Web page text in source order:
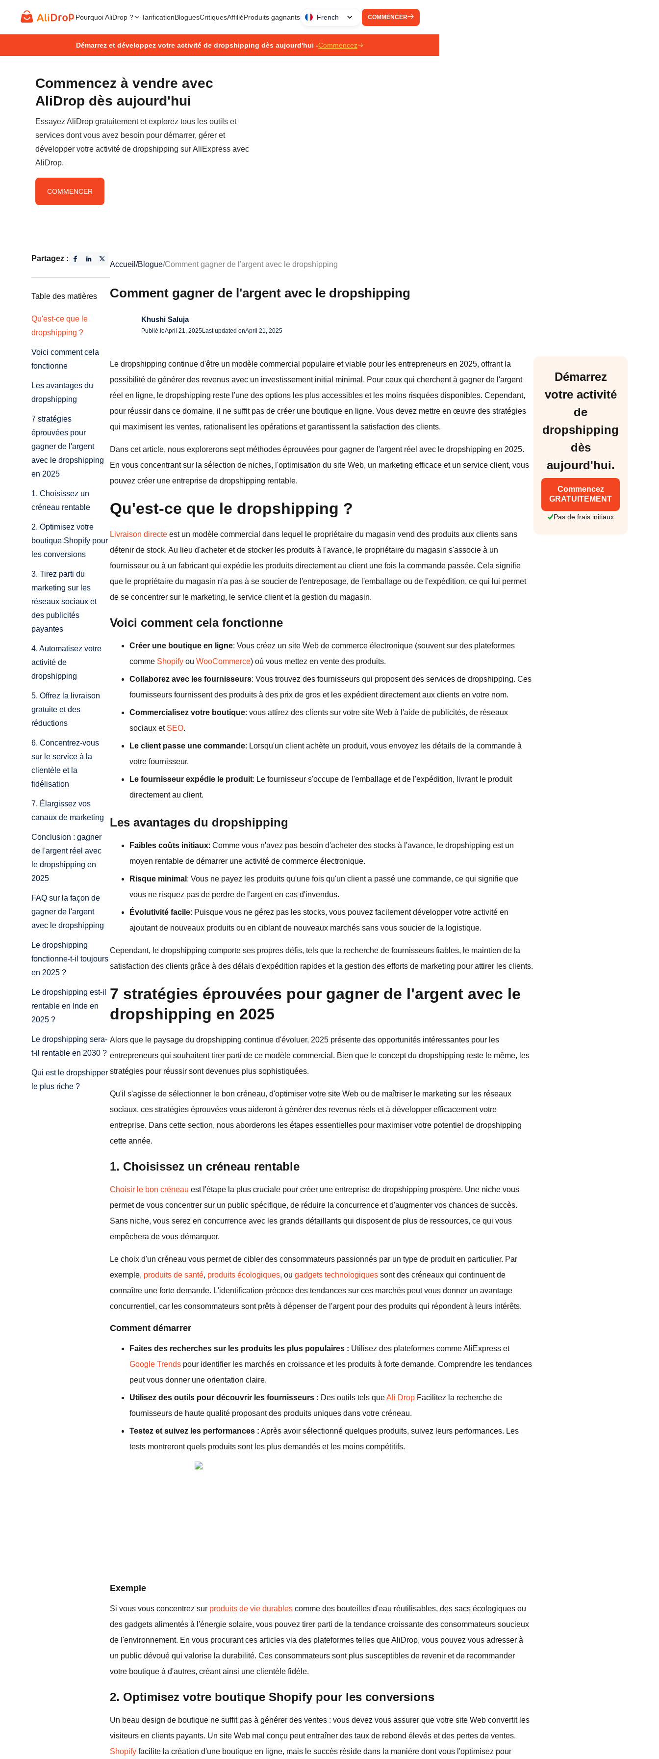
Pourquoi AliDrop ? TarificationBloguesCritiquesAffiliéProduits gagnants French COMMENCER
Démarrez et développez votre activité de dropshipping dès aujourd'hui -Commencez
Commencez à vendre avec
AliDrop dès aujourd'hui
Essayez AliDrop gratuitement et explorez tous les outils et
services dont vous avez besoin pour démarrer, gérer et
développer votre activité de dropshipping sur AliExpress avec
AliDrop.
COMMENCER
Partagez :
Table des matières
Qu'est-ce que le
dropshipping ?
Voici comment cela
fonctionne
Les avantages du
dropshipping
7 stratégies
éprouvées pour
gagner de l'argent
avec le dropshipping
en 2025
1. Choisissez un
créneau rentable
2. Optimisez votre
boutique Shopify pour
les conversions
3. Tirez parti du
marketing sur les
réseaux sociaux et
des publicités
payantes
4. Automatisez votre
activité de
dropshipping
5. Offrez la livraison
gratuite et des
réductions
6. Concentrez-vous
sur le service à la
clientèle et la
fidélisation
7. Élargissez vos
canaux de marketing
Conclusion : gagner
de l'argent réel avec
le dropshipping en
2025
FAQ sur la façon de
gagner de l'argent
avec le dropshipping
Le dropshipping
fonctionne-t-il toujours
en 2025 ?
Le dropshipping est-il
rentable en Inde en
2025 ?
Le dropshipping sera-
t-il rentable en 2030 ?
Qui est le dropshipper
le plus riche ?
Accueil /Blogue/Comment gagner de l'argent avec le dropshipping
Comment gagner de l'argent avec le dropshipping
Khushi Saluja
Publié leApril 21, 2025Last updated onApril 21, 2025
Le dropshipping continue d'être un modèle commercial populaire et viable pour les entrepreneurs en 2025, offrant la
possibilité de générer des revenus avec un investissement initial minimal. Pour ceux qui cherchent à gagner de l'argent
réel en ligne, le dropshipping reste l'une des options les plus accessibles et les moins risquées disponibles. Cependant,
pour réussir dans ce domaine, il ne suffit pas de créer une boutique en ligne. Vous devez mettre en œuvre des stratégies
qui maximisent les ventes, rationalisent les opérations et garantissent la satisfaction des clients.
Dans cet article, nous explorerons sept méthodes éprouvées pour gagner de l'argent réel avec le dropshipping en 2025.
En vous concentrant sur la sélection de niches, l'optimisation du site Web, un marketing efficace et un service client, vous
pouvez créer une entreprise de dropshipping rentable.
Qu'est-ce que le dropshipping ?
Livraison directe est un modèle commercial dans lequel le propriétaire du magasin vend des produits aux clients sans
détenir de stock. Au lieu d'acheter et de stocker les produits à l'avance, le propriétaire du magasin s'associe à un
fournisseur ou à un fabricant qui expédie les produits directement au client une fois la commande passée. Cela signifie
que le propriétaire du magasin n'a pas à se soucier de l'entreposage, de l'emballage ou de l'expédition, ce qui lui permet
de se concentrer sur le marketing, le service client et la gestion du magasin.
Voici comment cela fonctionne
Créer une boutique en ligne: Vous créez un site Web de commerce électronique (souvent sur des plateformes
comme Shopify ou WooCommerce) où vous mettez en vente des produits.
Collaborez avec les fournisseurs: Vous trouvez des fournisseurs qui proposent des services de dropshipping. Ces
fournisseurs fournissent des produits à des prix de gros et les expédient directement aux clients en votre nom.
Commercialisez votre boutique: vous attirez des clients sur votre site Web à l'aide de publicités, de réseaux
sociaux et SEO.
Le client passe une commande: Lorsqu'un client achète un produit, vous envoyez les détails de la commande à
votre fournisseur.
Le fournisseur expédie le produit: Le fournisseur s'occupe de l'emballage et de l'expédition, livrant le produit
directement au client.
Les avantages du dropshipping
Faibles coûts initiaux: Comme vous n'avez pas besoin d'acheter des stocks à l'avance, le dropshipping est un
moyen rentable de démarrer une activité de commerce électronique.
Risque minimal : Vous ne payez les produits qu'une fois qu'un client a passé une commande, ce qui signifie que
vous ne risquez pas de perdre de l'argent en cas d'invendus.
Évolutivité facile: Puisque vous ne gérez pas les stocks, vous pouvez facilement développer votre activité en
ajoutant de nouveaux produits ou en ciblant de nouveaux marchés sans vous soucier de la logistique.
Cependant, le dropshipping comporte ses propres défis, tels que la recherche de fournisseurs fiables, le maintien de la
satisfaction des clients grâce à des délais d'expédition rapides et la gestion des efforts de marketing pour attirer les clients.
7 stratégies éprouvées pour gagner de l'argent avec le
dropshipping en 2025
Alors que le paysage du dropshipping continue d'évoluer, 2025 présente des opportunités intéressantes pour les
entrepreneurs qui souhaitent tirer parti de ce modèle commercial. Bien que le concept du dropshipping reste le même, les
stratégies pour réussir sont devenues plus sophistiquées.
Qu'il s'agisse de sélectionner le bon créneau, d'optimiser votre site Web ou de maîtriser le marketing sur les réseaux
sociaux, ces stratégies éprouvées vous aideront à générer des revenus réels et à développer efficacement votre
entreprise. Dans cette section, nous aborderons les étapes essentielles pour maximiser votre potentiel de dropshipping
cette année.
1. Choisissez un créneau rentable
Choisir le bon créneau est l'étape la plus cruciale pour créer une entreprise de dropshipping prospère. Une niche vous
permet de vous concentrer sur un public spécifique, de réduire la concurrence et d'augmenter vos chances de succès.
Sans niche, vous serez en concurrence avec les grands détaillants qui disposent de plus de ressources, ce qui vous
empêchera de vous démarquer.
Le choix d'un créneau vous permet de cibler des consommateurs passionnés par un type de produit en particulier. Par
exemple, produits de santé, produits écologiques, ou gadgets technologiques sont des créneaux qui continuent de
connaître une forte demande. L'identification précoce des tendances sur ces marchés peut vous donner un avantage
concurrentiel, car les consommateurs sont prêts à dépenser de l'argent pour des produits qui répondent à leurs intérêts.
Comment démarrer
Faites des recherches sur les produits les plus populaires : Utilisez des plateformes comme AliExpress et
Google Trends pour identifier les marchés en croissance et les produits à forte demande. Comprendre les tendances
peut vous donner une orientation claire.
Utilisez des outils pour découvrir les fournisseurs : Des outils tels queAli Drop Facilitez la recherche de
fournisseurs de haute qualité proposant des produits uniques dans votre créneau.
Testez et suivez les performances : Après avoir sélectionné quelques produits, suivez leurs performances. Les
tests montreront quels produits sont les plus demandés et les moins compétitifs.
Exemple
Si vous vous concentrez sur produits de vie durables comme des bouteilles d'eau réutilisables, des sacs écologiques ou
des gadgets alimentés à l'énergie solaire, vous pouvez tirer parti de la tendance croissante des consommateurs soucieux
de l'environnement. En vous procurant ces articles via des plateformes telles que AliDrop, vous pouvez vous adresser à
un public dévoué qui valorise la durabilité. Ces consommateurs sont plus susceptibles de revenir et de recommander
votre boutique à d'autres, créant ainsi une clientèle fidèle.
2. Optimisez votre boutique Shopify pour les conversions
Un beau design de boutique ne suffit pas à générer des ventes : vous devez vous assurer que votre site Web convertit les
visiteurs en clients payants. Un site Web mal conçu peut entraîner des taux de rebond élevés et des pertes de ventes.
Shopify facilite la création d'une boutique en ligne, mais le succès réside dans la manière dont vous l'optimisez pour
Démarrez
votre activité
de
dropshipping
dès
aujourd'hui.
Commencez
GRATUITEMENT
Pas de frais initiaux